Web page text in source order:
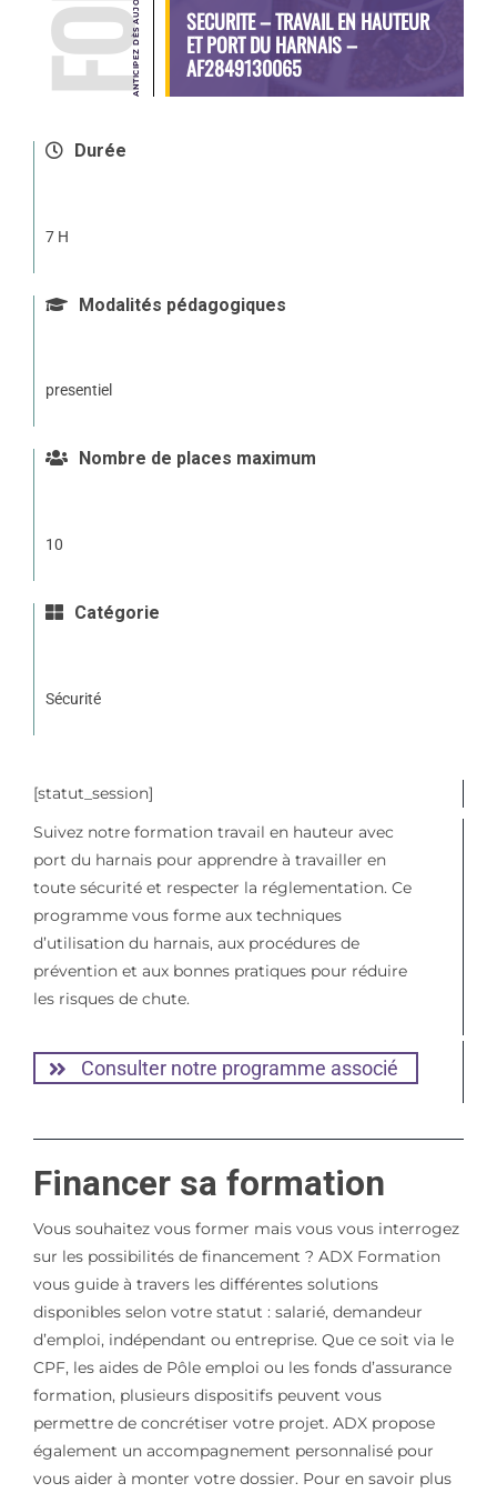
SECURITE – TRAVAIL EN HAUTEUR
ET PORT DU HARNAIS –
AF2849130065
Durée
7 H
Modalités pédagogiques
presentiel
Nombre de places maximum
10
Catégorie
Sécurité
[statut_session]
Suivez notre formation travail en hauteur avec
port du harnais pour apprendre à travailler en
toute sécurité et respecter la réglementation. Ce
programme vous forme aux techniques
d’utilisation du harnais, aux procédures de
prévention et aux bonnes pratiques pour réduire
les risques de chute.
Consulter notre programme associé
Financer sa formation
Vous souhaitez vous former mais vous vous interrogez
sur les possibilités de financement ? ADX Formation
vous guide à travers les différentes solutions
disponibles selon votre statut : salarié, demandeur
d’emploi, indépendant ou entreprise. Que ce soit via le
CPF, les aides de Pôle emploi ou les fonds d’assurance
formation, plusieurs dispositifs peuvent vous
permettre de concrétiser votre projet. ADX propose
également un accompagnement personnalisé pour
vous aider à monter votre dossier. Pour en savoir plus